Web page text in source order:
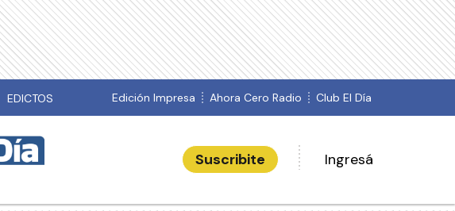
EDICTOS Edición Impresa Ahora Cero Radio Club El Día
Suscribite Ingresá